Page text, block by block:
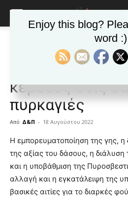
Δημοφιλή άρθρα ΕΙΔΗΣΕΙΣ
Το προσάναμμα
κέρδους στις
πυρκαγιές
Από Δ&Π - 18 Αυγούστου 2022
blonde
lesbians
very
hot
cam
show.desi
Η εμπορευματοποίηση της γης, η
της αξίας του δάσους, η
και η υποβάθμιση της
αλλαγή και η εγκατάλειψη της
βασικές αιτίες για το διαρκές
Enjoy this blog?
word :)